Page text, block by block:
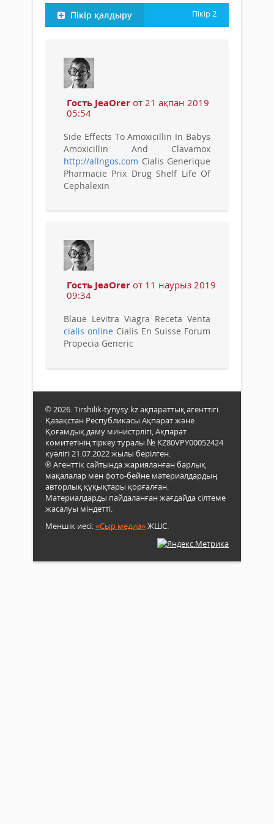
Пікір қалдыру Пікір2
Гость JeaOrer от 21 ақпан 2019
05:54
Side Effects To Amoxicillin In Babys
Amoxicillin And Clavamox
http://allngos.com Cialis Generique
Pharmacie Prix Drug Shelf Life Of
Cephalexin
Гость JeaOrer от 11 наурыз 2019
09:34
Blaue Levitra Viagra Receta Venta
cialis online Cialis En Suisse Forum
Propecia Generic
© 2026. Tirshilik-tynysy.kz ақпараттық агенттігі.
Қазақстан Республикасы Ақпарат және
Қоғамдық даму министрлігі, Ақпарат
комитетінің тіркеу туралы № KZ80VPY00052424
куәлігі 21.07.2022 жылы берілген.
® Агенттік сайтында жарияланған барлық
мақалалар мен фото-бейне материалдардың
авторлық құқықтары қорғалған.
Материалдарды пайдаланған жағдайда сілтеме
жасалуы міндетті.
Меншік иесі:«Сыр медиа»ЖШС.